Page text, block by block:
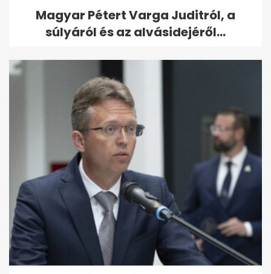
Magyar Pétert Varga Juditról, a
súlyáról és az alvásidejéről...